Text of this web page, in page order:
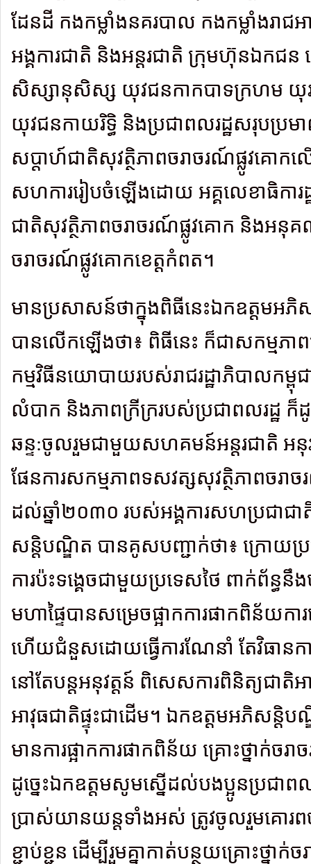
ដែនដី កងកម្លាំងនគរបាល កងកម្លាំងរាជ
អង្គការជាតិ និងអន្តរជាតិ ក្រុមហ៊ុនឯកជន
សិស្សានុសិស្ស យុវជនកាកបាទក្រហម
យុវជនកាយរិទ្ធិ និងប្រជាពលរដ្ឋសរុបប្រ
សប្តាហ៍ជាតិសុវត្ថិភាពចរាចរណ៍ផ្លូវគោក
សហការរៀបចំឡើងដោយ អគ្គលេខាធិការដ្
ជាតិសុវត្ថិភាពចរាចរណ៍ផ្លូវគោក និងអនុគ
ចរាចរណ៍ផ្លូវគោកខេត្តកំពត។
មានប្រសាសន៍ថាក្នុងពិធីនេះឯកឧត្តមអ
បានលើកឡើងថា៖ ពិធីនេះ ក៏ជាសកម្មភាព
កម្មវិធីនយោបាយរបស់រាជរដ្ឋាភិបាលកម្ពុជ
លំបាក និងភាពក្រីក្ររបស់ប្រជាពលរដ្ឋ ក៏
ឆន្ទ:ចូលរួមជាមួយសហគមន៍អន្តរជាតិ អនុ
ផែនការសកម្មភាពទសវត្សសុវត្ថិភាពចរា
ដល់ឆ្នាំ២០៣០ របស់អង្គការសហប្រជាជា
សន្តិបណ្ឌិត បានគូសបញ្ជាក់ថា៖ ក្រោយប្រ
ការប៉ះទង្គេចជាមួយប្រទេសថៃ ពាក់ព័ន្ធនឹ
មហាផ្ទៃបានសម្រេចផ្អាកការផាកពិន័យក
ហើយជំនួសដោយធ្វើការណែនាំ តែវិធាន
នៅតែបន្តអនុវត្តន៍ ពិសេសការពិនិត្យជា
អាវុធជាតិផ្ទុះជាដើម។ ឯកឧត្តមអភិសន្តិ
មានការផ្អាកការផាកពិន័យ គ្រោះថ្នាក់ចរ
ដូច្នេះឯកឧត្តមសូមស្នើដល់បងប្អូនប្រជាពល
ប្រាស់យានយន្តទាំងអស់ ត្រូវចូលរួមគោរព
ខ្ជាប់ខ្ជួន ដើម្បីរួមគ្នាកាត់បន្ថយគ្រោះថ្នា